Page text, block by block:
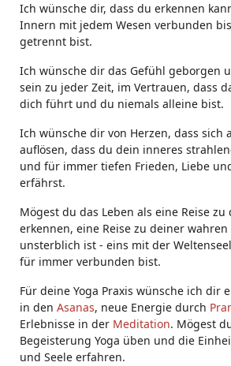
Ich wünsche dir, dass du erkennen
Innern mit jedem Wesen verbunden
getrennt bist.
Ich wünsche dir das Gefühl geborgen
sein zu jeder Zeit, im Vertrauen, dass
dich führt und du niemals alleine bist.
Ich wünsche dir von Herzen, dass sich
auflösen, dass du dein inneres
und für immer tiefen Frieden, Liebe
erfährst.
Mögest du das Leben als eine Reise
erkennen, eine Reise zu deiner
unsterblich ist - eins mit der
für immer verbunden bist.
Für deine Yoga Praxis wünsche ich dir
in den Asanas, neue Energie durch
Erlebnisse in der Meditation. Mögest
Begeisterung Yoga üben und die
und Seele erfahren.